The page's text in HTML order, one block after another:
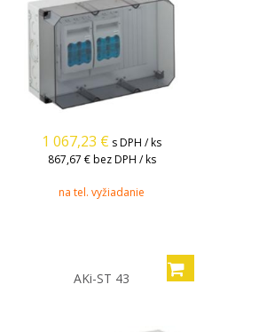
1 067,23 € s DPH / ks
867,67 € bez DPH / ks
na tel. vyžiadanie
AKi-ST 43